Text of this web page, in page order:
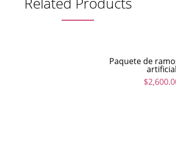
Paquete de
artificial
$